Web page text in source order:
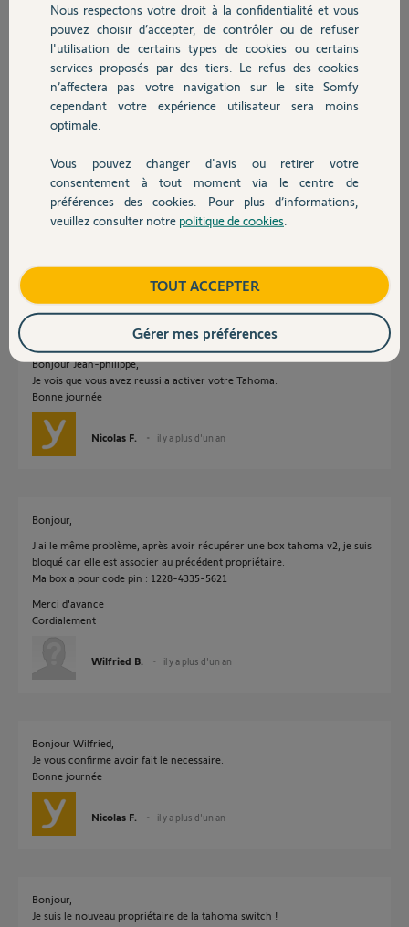
Chauffage
Autres produits
Devis avec un pro
Contact
Participer au fil de discussion
Réponses
Bonjour,
J'ai le meme probleme, pouvez vous svp réinitialiser ma box tahoma avec
le code pin : 1211-4377-4561
Merci beaucoup de votre aide.
Jean-Philippe M. il y a plus d'un an
Bonjour Jean-philippe,
Je vois que vous avez reussi a activer votre Tahoma.
Bonne journée
Nicolas F. il y a plus d'un an
Bonjour,
J'ai le même problème, après avoir récupérer une box tahoma v2, je suis
bloqué car elle est associer au précédent propriétaire.
Ma box a pour code pin : 1228-4335-5621
Merci d'avance
Cordialement
Wilfried B. il y a plus d'un an
Bonjour Wilfried,
Je vous confirme avoir fait le necessaire.
Bonne journée
Nicolas F. il y a plus d'un an
Bonjour,
Je suis le nouveau propriétaire de la tahoma switch !
Nous respectons votre droit à la confidentialité et vous
pouvez choisir d’accepter, de contrôler ou de refuser
l'utilisation de certains types de cookies ou certains
services proposés par des tiers. Le refus des cookies
n’affectera pas votre navigation sur le site Somfy
cependant votre expérience utilisateur sera moins
optimale.
Vous pouvez changer d'avis ou retirer votre
consentement à tout moment via le centre de
préférences des cookies. Pour plus d’informations,
veuillez consulter notre politique de cookies
TOUT ACCEPTER
Gérer mes préférences